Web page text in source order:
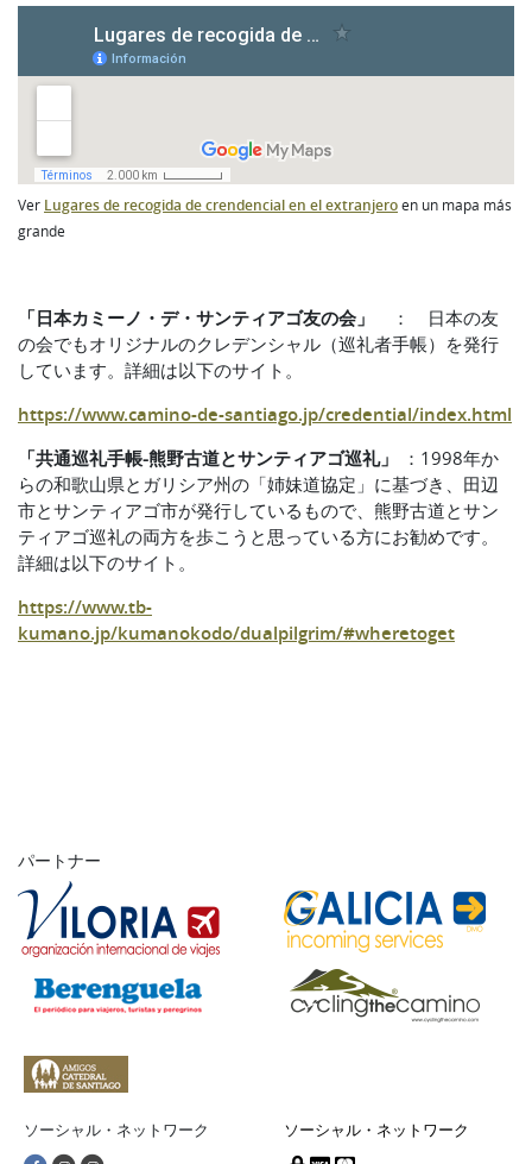
Ver Lugares de recogida de crendencial en el extranjeroen un mapa más
grande
「日本カミーノ・デ・サンティアゴ友の会」
： 日本の友
の会でもオリジナルのクレデンシャル（巡礼者手帳）を発行
しています。詳細は以下のサイト。
https://www.camino-de-santiago.jp/credential/index.html
「共通巡礼手帳-熊野古道とサンティアゴ巡礼」
：1998年か
らの和歌山県とガリシア州の「姉妹道協定」に基づき、田辺
市とサンティアゴ市が発行しているもので、熊野古道とサン
ティアゴ巡礼の両方を歩こうと思っている方にお勧めです。
詳細は以下のサイト。
https://www.tb-
kumano.jp/kumanokodo/dualpilgrim/#wheretoget
パートナー
ソーシャル・ネットワーク ソーシャル・ネットワーク